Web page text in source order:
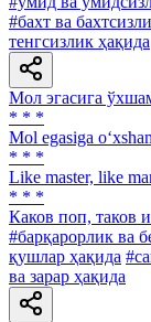
#бахт ва
тенгсизлик ҳақида
Мол эгасига
* * *
Mol egasiga
* * *
Like master, like
* * *
Каков поп, таков
#барқарорлик ва
қушлар ҳақида
ва зарар ҳақида